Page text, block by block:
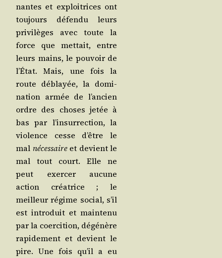
nantes et exploi­trices ont
tou­jours défen­du leurs
pri­vi­lèges avec toute la
force que met­tait, entre
leurs mains, le pou­voir de
l’É­tat. Mais, une fois la
route déblayée, la domi­
na­tion armée de l’an­cien
ordre des choses jetée à
bas par l’in­sur­rec­tion, la
vio­lence cesse d’être le
mal néces­saire et devient le
mal tout court. Elle ne
peut exer­cer aucune
action créa­trice ; le
meilleur régime social, s’il
est intro­duit et main­te­nu
par la coer­ci­tion, dégé­nère
rapi­de­ment et devient le
pire. Une fois qu’il a eu